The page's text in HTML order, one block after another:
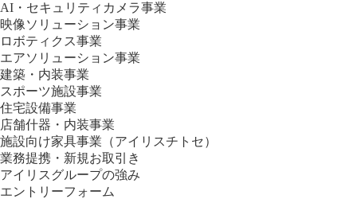
AI・セキュリティカメラ事業
映像ソリューション事業
ロボティクス事業
エアソリューション事業
建築・内装事業
スポーツ施設事業
住宅設備事業
店舗什器・内装事業
施設向け家具事業 （アイリスチトセ）
業務提携・新規お取引き
アイリスグループの強み
エントリーフォーム